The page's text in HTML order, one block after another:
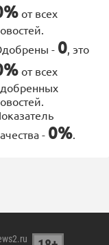
от всех
- 0, это
от всех
- 0%.